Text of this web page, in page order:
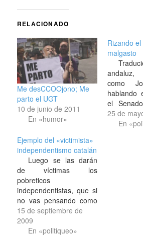
RELACIONADO
Me desCCOOjono; Me
parto el UGT
10 de junio de 2011
En «humor»
Rizando
malgasto
como
hablando
el
...y luego
25 de
En
Ejemplo del «victimista»
independentismo catalán
Luego se las darán
de víctimas los
pobreticos
independentistas, que si
no vas pensando como
ellos no te metas a
preguntar, que los
tenemos invadidos y
15 de septiembre de
2009
En «politiqueo»